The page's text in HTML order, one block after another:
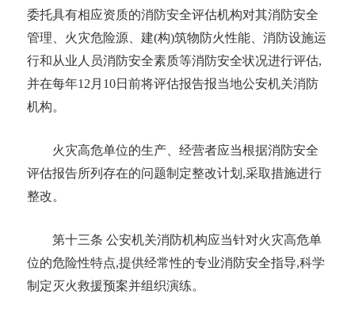
委托具有相应资质的消防安全评估机构对其消防安全
管理、火灾危险源 、建(构)筑物防火性能、消防设施运
行和从业人员消防安全素质等消防安全状况进行评估,
并在每年12月10日前将评估报告报当地公安机关消防
机构。
火灾高危单位的生产、经营者应当根据消防安全
评估报告所列存在的问题制定整改计划 ,采取措施进行
整改。
第十三条 公安机关消防机构应当针对火灾高危单
位的危险性特点,提供经常性的专业消防安全指导,科学
制定灭火救援预案并组织演练。